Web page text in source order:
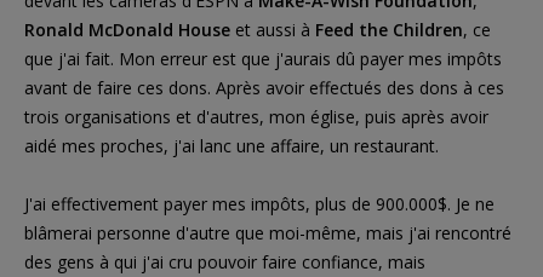
Ronald McDonald House et aussi à Feed the Children, ce
que j'ai fait. Mon erreur est que j'aurais dû payer mes impôts
avant de faire ces dons. Après avoir effectués des dons à ces
trois organisations et d'autres, mon église, puis après avoir
aidé mes proches, j'ai lanc une affaire, un restaurant.
J'ai effectivement payer mes impôts, plus de 900.000$. Je ne
blâmerai personne d'autre que moi-même, mais j'ai rencontré
des gens à qui j'ai cru pouvoir faire confiance, mais